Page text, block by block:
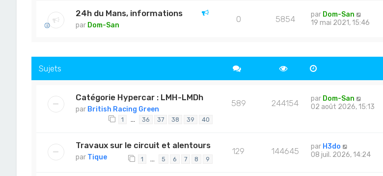
24h du Mans, informations
par Dom-San
0 5854 par Dom-San
19 mai 2021, 15:46
Sujets
Catégorie Hypercar : LMH-LMDh
par British Racing Green
1 … 36 37 38 39 40
589 244154 par Dom-San
02 août 2026, 15:13
Travaux sur le circuit et alentours
par Tique 1 … 5 6 7 8 9
129 144645 par H3do
08 juil. 2026, 14:24